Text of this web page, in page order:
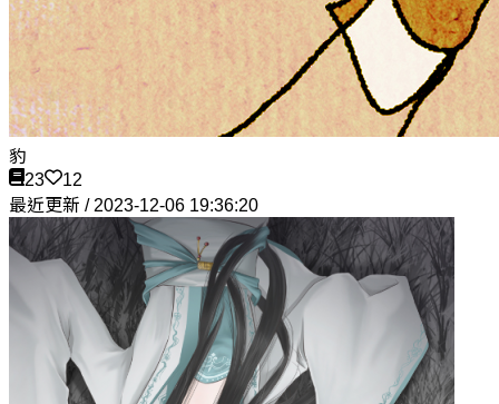
豹
23
12
最近更新 / 2023-12-06 19:36:20